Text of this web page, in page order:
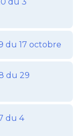
du 17 octobre
du 29
du 4